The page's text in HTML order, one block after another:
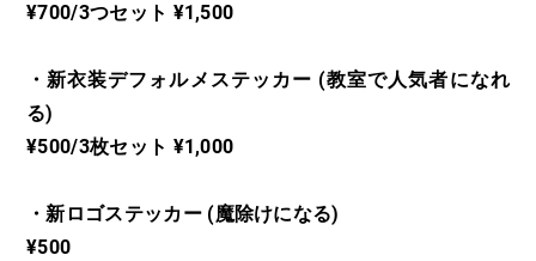
¥700/3つセット ¥1,500
・新衣装デフォルメステッカー (教室で人気者になれ
る)
¥500/3枚セット ¥1,000
・新ロゴステッカー (魔除けになる)
¥500